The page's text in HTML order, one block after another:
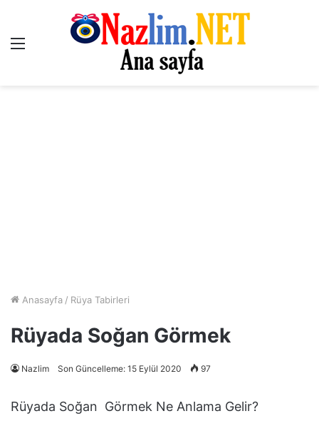
Menü
Anasayfa / Rüya Tabirleri
Rüyada Soğan Görmek
Nazlim Son Güncelleme: 15 Eylül 2020 97
Rüyada Soğan Görmek Ne Anlama Gelir?